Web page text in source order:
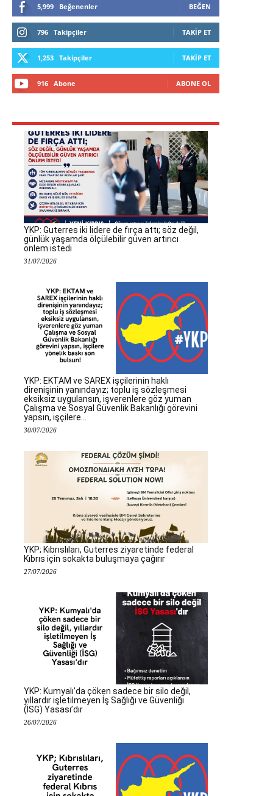
5,999 Beğenenler BEĞEN
796 Takipçiler TAKIP ET
1,253 Takipçiler TAKIP ET
916 Abone ABONE OL
YKP: Guterres iki lidere de fırça attı; söz değil,
günlük yaşamda ölçülebilir güven artırıcı
önlem istedi
31/07/2026
YKP: EKTAM ve SAREX işçilerinin haklı
direnişinin yanındayız; toplu iş sözleşmesi
eksiksiz uygulansın, işverenlere göz yuman
Çalışma ve Sosyal Güvenlik Bakanlığı görevini
yapsın, işçilere...
30/07/2026
YKP; Kıbrıslıları, Guterres ziyaretinde federal
Kıbrıs için sokakta buluşmaya çağırır
27/07/2026
YKP: Kumyalı’da çöken sadece bir silo değil,
yıllardır işletilmeyen İş Sağlığı ve Güvenliği
(İSG) Yasası’dır
26/07/2026